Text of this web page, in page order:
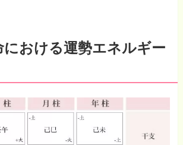
における運勢エネルギー